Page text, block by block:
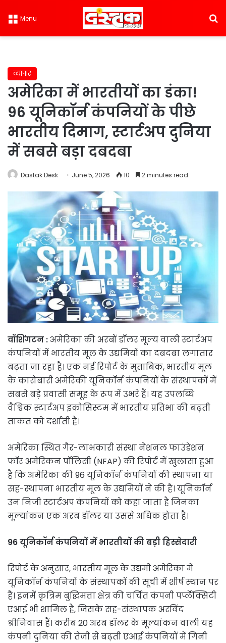
Menu
व्यापार
अमेरिका में भारतीयों का डंका!
96 यूनिकॉर्न कंपनियों के पीछे
भारतीय दिमाग, स्टार्टअप दुनिया
में सबसे बड़ा दबदबा
Dastak Desk June 5, 2026 10 2 minutes read
वॉशिंगटन :अमेरिका की अरबों डॉलर मूल्य वाली स्टार्टअप
कंपनियों में भारतीय मूल के उद्यमियों का दबदबा लगातार
बढ़ता जा रहा है। एक नई रिपोर्ट के मुताबिक, भारतीय मूल
के कारोबारी अमेरिकी यूनिकॉर्न कंपनियों के संस्थापकों में
सबसे बड़े प्रवासी समूह के रूप में उभरे हैं। यह उपलब्धि
वैश्विक स्टार्टअप इकोसिस्टम में भारतीय प्रतिभा की बढ़ती
ताकत को दर्शाती है।
अमेरिका स्थित गैर-लाभकारी संस्था नेशनल फाउंडेशन
फॉर अमेरिकन पॉलिसी (NFAP) की रिपोर्ट में खुलासा हुआ
है कि अमेरिका की 96 यूनिकॉर्न कंपनियों की स्थापना या
सह-स्थापना भारतीय मूल के उद्यमियों ने की है। यूनिकॉर्न
उन निजी स्टार्टअप कंपनियों को कहा जाता है जिनका
मूल्यांकन एक अरब डॉलर या उससे अधिक होता है।
96 यूनिकॉर्न कंपनियों में भारतीयों की बड़ी हिस्सेदारी
रिपोर्ट के अनुसार, भारतीय मूल के उद्यमी अमेरिका में
यूनिकॉर्न कंपनियों के संस्थापकों की सूची में शीर्ष स्थान पर
हैं। इनमें कृत्रिम बुद्धिमत्ता क्षेत्र की चर्चित कंपनी पर्प्लेक्सिटी
एआई भी शामिल है, जिसके सह-संस्थापक अरविंद
श्रीनिवास हैं। करीब 20 अरब डॉलर के मूल्यांकन वाली यह
कंपनी दुनिया की तेजी से बढ़ती एआई कंपनियों में गिनी